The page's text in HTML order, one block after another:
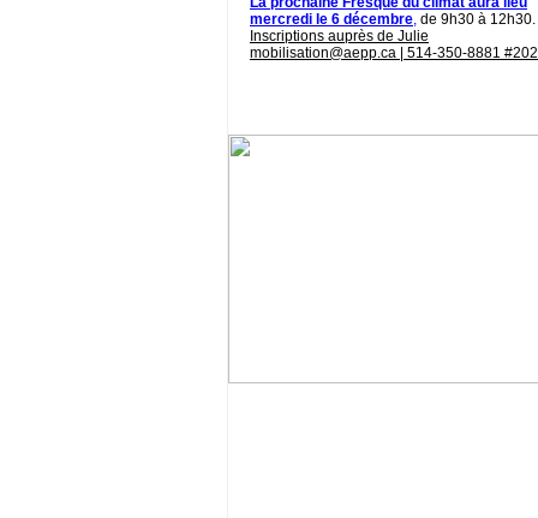
mercredi le 6 décembre, de 9h30 à 12h30.
Inscriptions auprès de Julie
mobilisation@aepp.ca | 514-350-8881 #202